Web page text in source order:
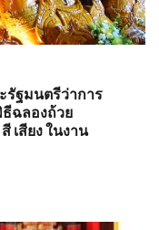
รัฐมนตรีว่าการ
ฉลองถ้วย
เสียง ในงาน